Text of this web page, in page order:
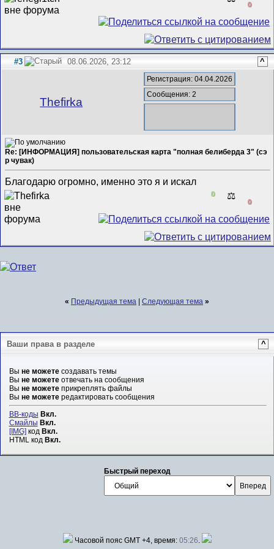
0
#3 08.06.2026, 23:12 ^
Thefirka
Регистрация: 04.04.2026
Сообщения: 2
Re: [ИНФОРМАЦИЯ] пользовательская карта "полная белиберда 3" (сэ
р чувак)
Благодарю огромно, именно это я и искал
0 ⚖️
0
« Предыдущая тема Следующая тема »
Ваши права в разделе ^
Вы не можетесоздавать темы
Вы не можетеотвечать на сообщения
Вы не можетеприкреплять файлы
Вы не можетередактировать сообщения
BB-коды Вкл.
Смайлы Вкл.
[IMG]код Вкл.
HTML код Вкл.
Быстрый переход
Часовой пояс GMT +4, время: 05:26.